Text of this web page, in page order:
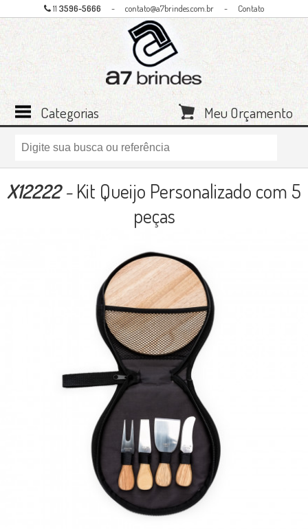
11 3596-5666 - contato@a7brindes.com.br- Contato
Meu Orçamento
Categorias
X12222-Kit Queijo Personalizado com 5
peças